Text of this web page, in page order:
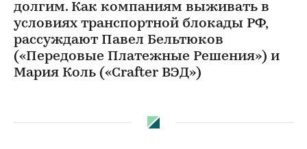
долгим. Как компаниям выживать в
условиях транспортной блокады РФ,
рассуждают Павел Бельтюков
(«Передовые Платежные Решения») и
Мария Коль («Crafter ВЭД»)